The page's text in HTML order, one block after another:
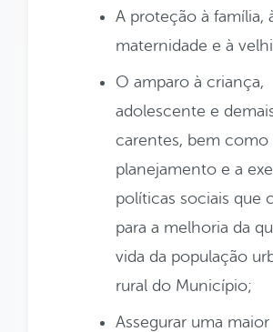
A proteção à família,
maternidade e à
O amparo à criança,
adolescente e
carentes, bem como
planejamento e a
políticas sociais que
para a melhoria da
vida da população
rural do Município;
Assegurar uma maior